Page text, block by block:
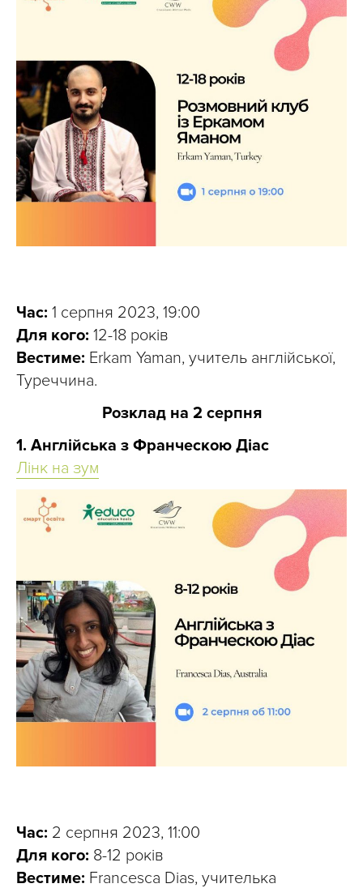
Час: 1 серпня 2023, 19:00
Для кого: 12-18 років
Вестиме: Erkam Yaman, учитель англійської,
Туреччина.
Розклад на 2 серпня
1. Англійська з Франческою Діас
Лінк на зум
Час: 2 серпня 2023, 11:00
Для кого: 8-12 років
Вестиме: Francesca Dias, учителька